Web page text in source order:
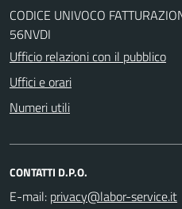
CODICE UNIVOCO
56NVDI
Ufficio relazioni con il pubblico
Uffici e orari
Numeri utili
CONTATTI D.P.O.
E-mail: